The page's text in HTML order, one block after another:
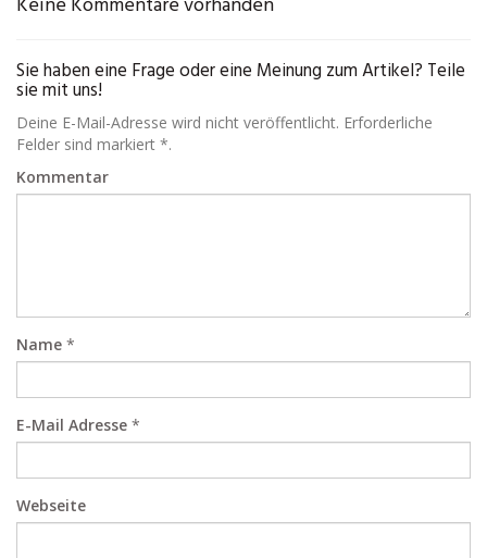
Sie haben eine Frage oder eine Meinung zum Artikel? Teile
sie mit uns!
Deine E-Mail-Adresse wird nicht veröffentlicht. Erforderliche
Felder sind markiert *.
Kommentar
Name *
E-Mail Adresse *
Webseite